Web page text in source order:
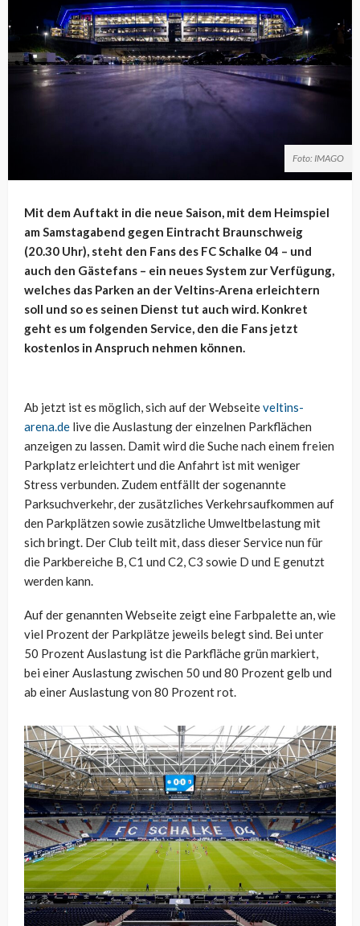
Foto: IMAGO
Mit dem Auftakt in die neue Saison, mit dem Heimspiel
am Samstagabend gegen Eintracht Braunschweig
(20.30 Uhr), steht den Fans des FC Schalke 04 – und
auch den Gästefans – ein neues System zur Verfügung,
welches das Parken an der Veltins-Arena erleichtern
soll und so es seinen Dienst tut auch wird. Konkret
geht es um folgenden Service, den die Fans jetzt
kostenlos in Anspruch nehmen können.
Ab jetzt ist es möglich, sich auf der Webseiteveltins-
arena.de live die Auslastung der einzelnen Parkflächen
anzeigen zu lassen. Damit wird die Suche nach einem freien
Parkplatz erleichtert und die Anfahrt ist mit weniger
Stress verbunden. Zudem entfällt der sogenannte
Parksuchverkehr, der zusätzliches Verkehrsaufkommen auf
den Parkplätzen sowie zusätzliche Umweltbelastung mit
sich bringt. Der Club teilt mit, dass dieser Service nun für
die Parkbereiche B, C1 und C2, C3 sowie D und E genutzt
werden kann.
Auf der genannten Webseite zeigt eine Farbpalette an, wie
viel Prozent der Parkplätze jeweils belegt sind. Bei unter
50 Prozent Auslastung ist die Parkfläche grün markiert,
bei einer Auslastung zwischen 50 und 80 Prozent gelb und
ab einer Auslastung von 80 Prozent rot.